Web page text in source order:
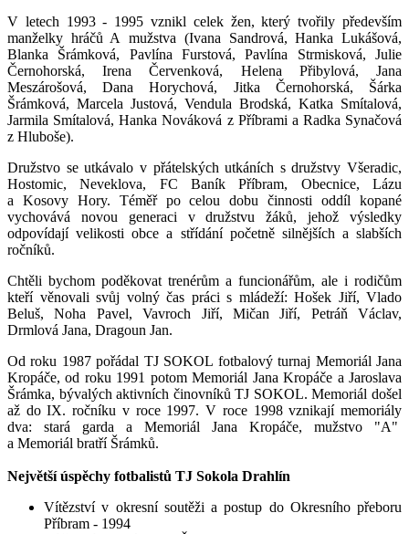
V letech 1993 - 1995 vznikl celek žen, který tvořily především
manželky hráčů A mužstva (Ivana Sandrová, Hanka Lukášová,
Blanka Šrámková, Pavlína Furstová, Pavlína Strmisková, Julie
Černohorská, Irena Červenková, Helena Přibylová, Jana
Meszárošová, Dana Horychová, Jitka Černohorská, Šárka
Šrámková, Marcela Justová, Vendula Brodská, Katka Smítalová,
Jarmila Smítalová, Hanka Nováková z Příbrami a Radka Synačová
z Hluboše).
Družstvo se utkávalo v přátelských utkáních s družstvy Všeradic,
Hostomic, Neveklova, FC Baník Příbram, Obecnice, Lázu
a Kosovy Hory. Téměř po celou dobu činnosti oddíl kopané
vychovává novou generaci v družstvu žáků, jehož výsledky
odpovídají velikosti obce a střídání početně silnějších a slabších
ročníků.
Chtěli bychom poděkovat trenérům a funcionářům, ale i rodičům
kteří věnovali svůj volný čas práci s mládeží: Hošek Jiří, Vlado
Beluš, Noha Pavel, Vavroch Jiří, Mičan Jiří, Petráň Václav,
Drmlová Jana, Dragoun Jan.
Od roku 1987 pořádal TJ SOKOL fotbalový turnaj Memoriál Jana
Kropáče, od roku 1991 potom Memoriál Jana Kropáče a Jaroslava
Šrámka, bývalých aktivních činovníků TJ SOKOL. Memoriál došel
až do IX. ročníku v roce 1997. V roce 1998 vznikají memoriály
dva: stará garda a Memoriál Jana Kropáče, mužstvo "A"
a Memoriál bratří Šrámků.
Největší úspěchy fotbalistů TJ Sokola Drahlín
Vítězství v okresní soutěži a postup do Okresního přeboru
Příbram - 1994